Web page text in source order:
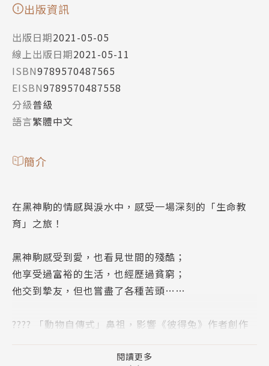
出版資訊
出版日期2021-05-05
線上出版日期2021-05-11
ISBN9789570487565
EISBN9789570487558
分級普級
語言繁體中文
簡介
在黑神駒的情感與淚水中，感受一場深刻的「生命教
育」之旅！
黑神駒感受到愛，也看見世間的殘酷；
他享受過富裕的生活，也經歷過貧窮；
他交到摯友，但也嘗盡了各種苦頭……
???? 「動物自傳式」鼻祖，影響《彼得兔》作者創作
???? 華德福教育推薦「中小學生閱讀書單」
閱讀更多